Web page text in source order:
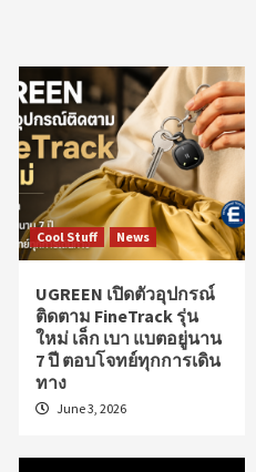
Cool Stuff News
UGREEN เปิดตัวอุปกรณ์
ติดตาม FineTrack รุ่น
ใหม่ เล็ก เบา แบตอยู่นาน
7 ปี ตอบโจทย์ทุกการเดิน
ทาง
June 3, 2026